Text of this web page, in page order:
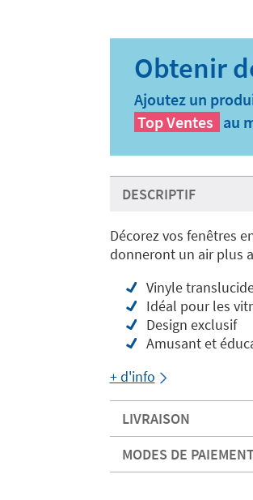
Ajoutez un
Top Ventes au
DESCRIPTIF
Décorez vos fenêtres
donneront un air plus
Vinyle
Idéal pour les
Design exclusif
Amusant et
+ d'info
LIVRAISON
MODES DE